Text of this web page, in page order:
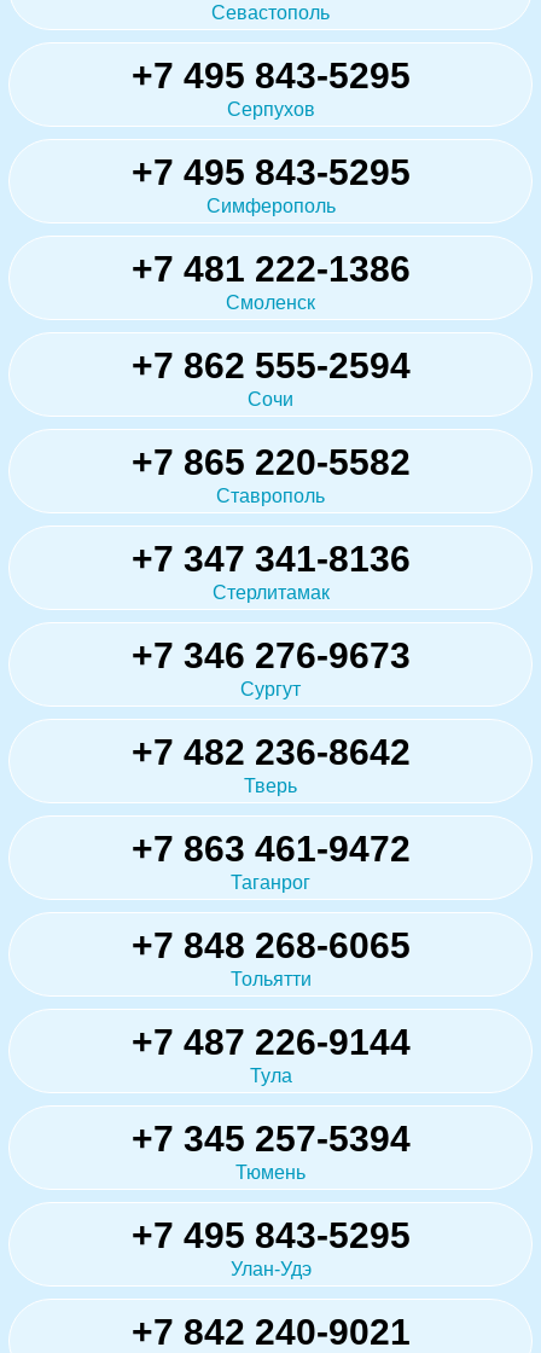
Севастополь
+7 495 843-5295
Серпухов
+7 495 843-5295
Симферополь
+7 481 222-1386
Смоленск
+7 862 555-2594
Сочи
+7 865 220-5582
Ставрополь
+7 347 341-8136
Стерлитамак
+7 346 276-9673
Сургут
+7 482 236-8642
Тверь
+7 863 461-9472
Таганрог
+7 848 268-6065
Тольятти
+7 487 226-9144
Тула
+7 345 257-5394
Тюмень
+7 495 843-5295
Улан-Удэ
+7 842 240-9021